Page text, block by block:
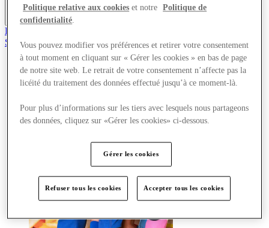
Plus
Rejoignez le club
Sauvé
Magasins
Offres
Quoi de neuf
Mangez et buvez
Cartes cadeaux
Politique relative aux cookies et notre
Politique de
confidentialité
Vous pouvez modifier vos préférences et retirer votre consentement
à tout moment en cliquant sur « Gérer les cookies » en bas de page
de notre site web. Le retrait de votre consentement n’affecte pas la
licéité du traitement des données effectué jusqu’à ce moment-là.
Pour plus d’informations sur les tiers avec lesquels nous partageons
des données, cliquez sur «Gérer les cookies» ci-dessous.
Gérer les cookies
Refuser tous les cookies Accepter tous les cookies